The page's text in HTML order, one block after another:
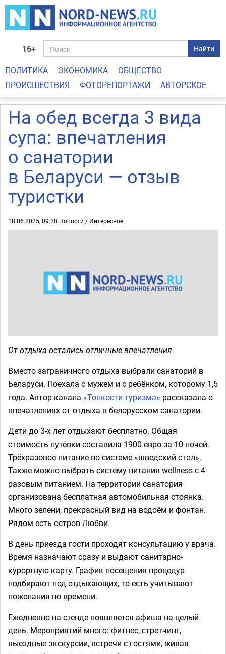
16+ Найти
ПОЛИТИКА ЭКОНОМИКА
ОБЩЕСТВО
ПРОИСШЕСТВИЯ
ФОТОРЕПОРТАЖИ АВТОРСКОЕ
На обед всегда 3 вида
супа: впечатления
о санатории
в Беларуси — отзыв
туристки
18.06.2025, 09:28 Новости / Интересное
От отдыха остались отличные впечатления
Вместо заграничного отдыха выбрали санаторий в
Беларуси. Поехала с мужем и с ребёнком, которому 1,5
года. Автор канала «Тонкости туризма» рассказала о
впечатлениях от отдыха в белорусском санатории.
Дети до 3-х лет отдыхают бесплатно. Общая
стоимость путёвки составила 1900 евро за 10 ночей.
Трёхразовое питание по системе «шведский стол».
Также можно выбрать систему питания wellness с 4-
разовым питанием. На территории санатория
организована бесплатная автомобильная стоянка.
Много зелени, прекрасный вид на водоём и фонтан.
Рядом есть остров Любви.
В день приезда гости проходят консультацию у врача.
Время назначают сразу и выдают санитарно-
курортную карту. График посещения процедур
подбирают под отдыхающих, то есть учитывают
пожелания по времени.
Ежедневно на стенде появляется афиша на целый
день. Мероприятий много: фитнес, стретчинг,
выездные экскурсии, встречи с гостями, живая